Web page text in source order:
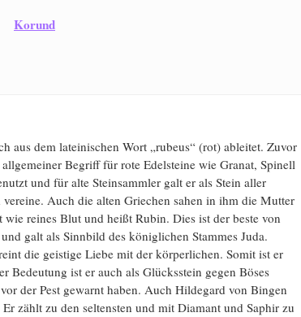
Korund
aus dem lateinischen Wort „rubeus“ (rot) ableitet. Zuvor
Begriff für rote Edelsteine wie Granat, Spinell
und für alte Steinsammler galt er als Stein aller
Auch die alten Griechen sahen in ihm die Mutter
reines Blut und heißt Rubin. Dies ist der beste von
galt als Sinnbild des königlichen Stammes Juda.
die geistige Liebe mit der körperlichen. Somit ist er
Bedeutung ist er auch als Glücksstein gegen Böses
der Pest gewarnt haben. Auch Hildegard von Bingen
zählt zu den seltensten und mit Diamant und Saphir zu